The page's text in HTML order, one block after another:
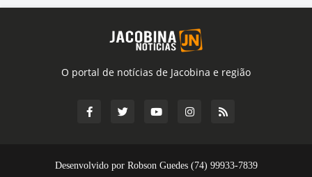
O portal de notícias de Jacobina e região
Desenvolvido por Robson Guedes (74) 99933-7839